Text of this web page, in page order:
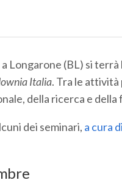
Longarone (BL) si
Italia. Tra le attività
della ricerca e della
dei seminari, a cura